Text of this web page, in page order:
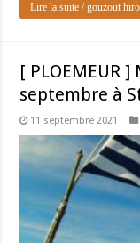
Lire la suite / gouzout
[ PLOEMEUR
septembre à
11 septembre 2021